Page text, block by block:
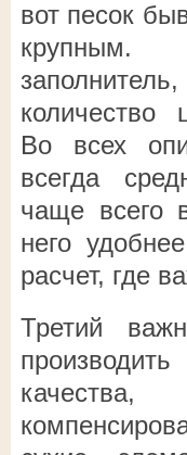
вот песок
количество
Во всех
всегда
чаще всего
него
расчет, где
Третий
качества,